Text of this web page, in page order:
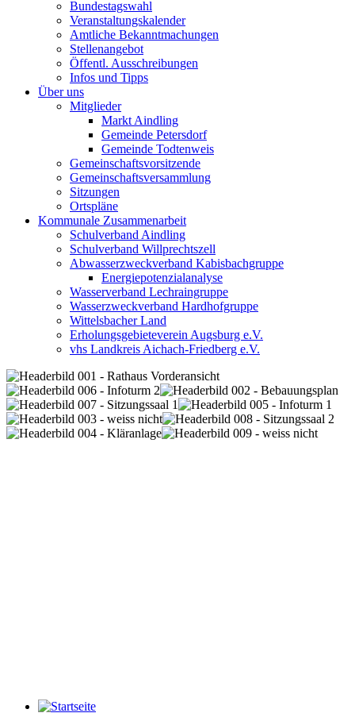
Bundestagswahl
Veranstaltungskalender
Amtliche Bekanntmachungen
Stellenangebot
Öffentl. Ausschreibungen
Infos und Tipps
Über uns
Mitglieder
Markt Aindling
Gemeinde Petersdorf
Gemeinde Todtenweis
Gemeinschaftsvorsitzende
Gemeinschaftsversammlung
Sitzungen
Ortspläne
Kommunale Zusammenarbeit
Schulverband Aindling
Schulverband Willprechtszell
Abwasserzweckverband Kabisbachgruppe
Energiepotenzialanalyse
Wasserverband Lechraingruppe
Wasserzweckverband Hardhofgruppe
Wittelsbacher Land
Erholungsgebieteverein Augsburg e.V.
vhs Landkreis Aichach-Friedberg e.V.